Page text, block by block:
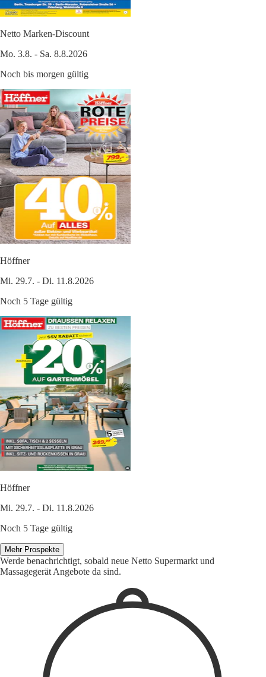
Netto Marken-Discount
Mo. 3.8. - Sa. 8.8.2026
Noch bis morgen gültig
Höffner
Mi. 29.7. - Di. 11.8.2026
Noch 5 Tage gültig
Höffner
Mi. 29.7. - Di. 11.8.2026
Noch 5 Tage gültig
Mehr Prospekte
Werde benachrichtigt, sobald neue Netto Supermarkt und
Massagegerät Angebote da sind.